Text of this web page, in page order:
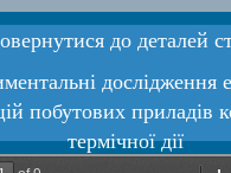
до деталей
дослідження
побутових приладів
термічної дії